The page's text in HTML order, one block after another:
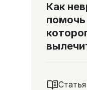
Как
помочь
Статья